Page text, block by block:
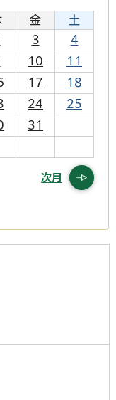
金
土
3
4
10
11
17
18
24
25
31
次月